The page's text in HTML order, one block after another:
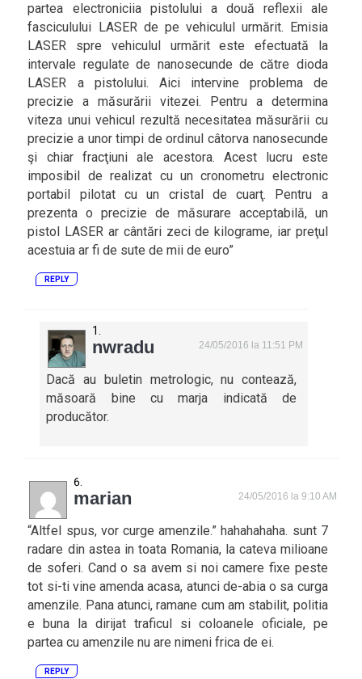
partea electroniciia pistolului a două reflexii ale
fasciculului LASER de pe vehiculul urmărit. Emisia
LASER spre vehiculul urmărit este efectuată la
intervale regulate de nanosecunde de către dioda
LASER a pistolului. Aici intervine problema de
precizie a măsurării vitezei. Pentru a determina
viteza unui vehicul rezultă necesitatea măsurării cu
precizie a unor timpi de ordinul câtorva nanosecunde
şi chiar fracţiuni ale acestora. Acest lucru este
imposibil de realizat cu un cronometru electronic
portabil pilotat cu un cristal de cuarţ. Pentru a
prezenta o precizie de măsurare acceptabilă, un
pistol LASER ar cântări zeci de kilograme, iar preţul
acestuia ar fi de sute de mii de euro”
REPLY
nwradu 24/05/2016 la 11:51 PM
Dacă au buletin metrologic, nu contează,
măsoară bine cu marja indicată de
producător.
marian 24/05/2016 la 9:10 AM
“Altfel spus, vor curge amenzile.” hahahahaha. sunt 7
radare din astea in toata Romania, la cateva milioane
de soferi. Cand o sa avem si noi camere fixe peste
tot si-ti vine amenda acasa, atunci de-abia o sa curga
amenzile. Pana atunci, ramane cum am stabilit, politia
e buna la dirijat traficul si coloanele oficiale, pe
partea cu amenzile nu are nimeni frica de ei.
REPLY